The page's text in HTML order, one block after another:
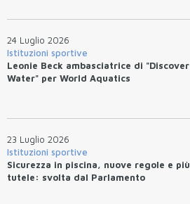
24 Luglio 2026
Istituzioni sportive
Leonie Beck ambasciatrice di "Discover
Water" per World Aquatics
23 Luglio 2026
Istituzioni sportive
Sicurezza in piscina, nuove regole e più
tutele: svolta dal Parlamento